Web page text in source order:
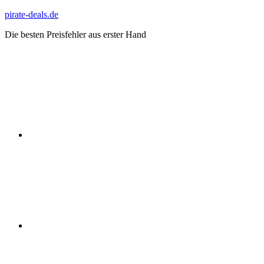
Zum
springen
pirate-deals.de
Die besten Preisfehler aus erster Hand